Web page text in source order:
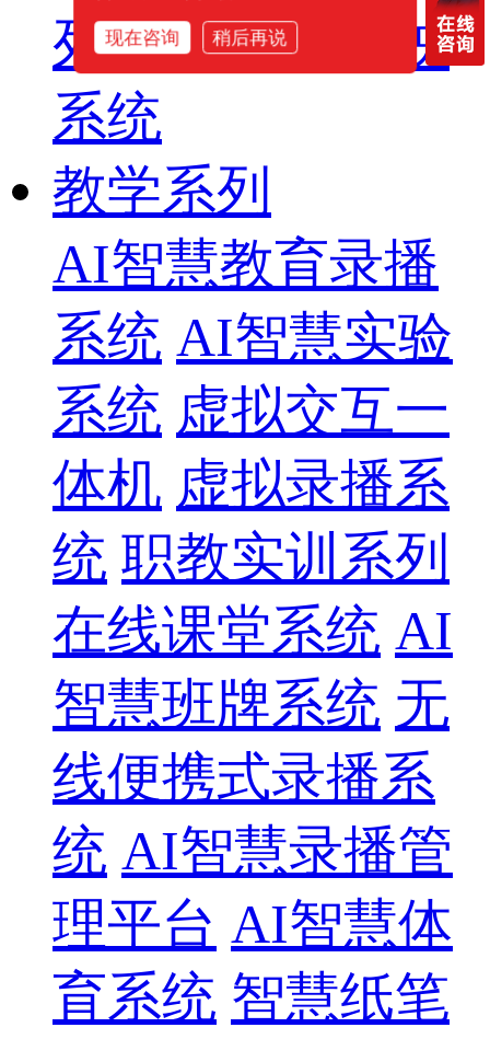
列 智慧影片放映
系统
教学系列
AI智慧教育录播
系统 AI智慧实验
系统 虚拟交互一
体机 虚拟录播系
统 职教实训系列
在线课堂系统 AI
智慧班牌系统 无
线便携式录播系
统 AI智慧录播管
理平台 AI智慧体
育系统 智慧纸笔
现在咨询 稍后再说